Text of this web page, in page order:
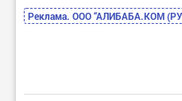
Реклама. ООО “АЛИБАБА.КОМ